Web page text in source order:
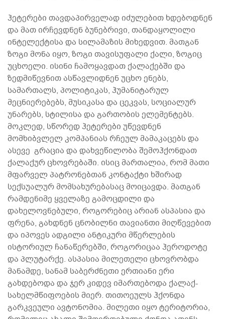
ჰეტერები თავდაპირველად იძულებით ხდებოდნენ
და მათ ირჩევდნენ ბუნებრივი, თანდაყოლილი
ინტელექტისა და სილამაზის მიხედვით. მათგან
ზოგი მონა იყო, ზოგი თავისუფალი ქალი, ზოგიც
უცხოელი. ისინი ჩამოყავდათ ქალაქებში და
ზედმიწევნით ასწავლიდნენ უცხო ენებს,
სამართალს, პოლიტიკას, ჰუმანიტარულ
მეცნიერებებს, მუსიკასა და ცეკვას, სოციალურ
უნარებს, სტილისა და გართობის ელემენტებს.
მოკლედ, სწორედ ჰეტერები უწევდნენ
მომხიბვლელ კომპანიას რჩეულ მამაკაცებს და
ასევე გრაცია და დახვეწილობა შემოჰქონდათ
ქალაქურ ცხოვრებაში. ისიც მართალია, რომ მათი
მფარველ პატრონებთან კონტაქტი ხშირად
სექსუალურ მომსახურებასაც მოიცავდა. მათგან
რამდენიმე ყველაზე გამოცდილი და
დახელოვნებული, როგორებიც არიან ასპასია და
ფრენა, გახდნენ ცნობილნი თავიანთი მიღწევებით
და იპოვეს ადგილი ანტიკური მწერლების
ისტორიულ ჩანაწერებში, როგორიცაა ჰეროდოტე
და პლუტარქე. ასპასია მილეთელი ცხოვრობდა
მანამდე, სანამ საბერძნეთი ერთიანი ერი
გახდებოდა და ჯერ კიდევ იმართებოდა ქალაქ-
სახელმწიფოების მიერ. თითოეულს ჰქონდა
გარკვეული ავტონომია. მილეთი იყო ტერიტორია,